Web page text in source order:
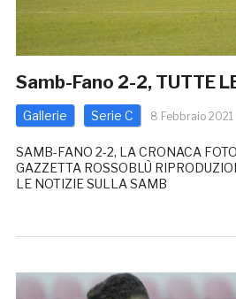
Samb-Fano 2-2, TUTTE
Gallerie Serie C 8 Febbraio 2021
SAMB-FANO 2-2, LA CRONACA
GAZZETTA ROSSOBLÙ
LE NOTIZIE SULLA SAMB